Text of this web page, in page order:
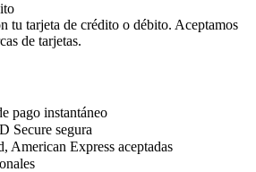
tu tarjeta de crédito o débito. Aceptamos
de tarjetas.
pago instantáneo
Secure segura
American Express aceptadas